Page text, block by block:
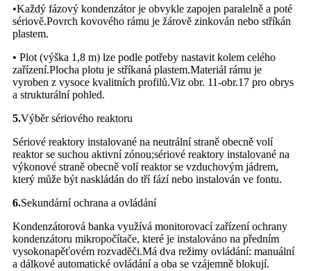
•Každý fázový kondenzátor je obvykle zapojen paralelně a poté
sériově.Povrch kovového rámu je žárově zinkován nebo stříkán
plastem.
• Plot (výška 1,8 m) lze podle potřeby nastavit kolem celého
zařízení.Plocha plotu je stříkaná plastem.Materiál rámu je
vyroben z vysoce kvalitních profilů.Viz obr. 11-obr.17 pro obrys
a strukturální pohled.
5.Výběr sériového reaktoru
Sériové reaktory instalované na neutrální straně obecně volí
reaktor se suchou aktivní zónou;sériové reaktory instalované na
výkonové straně obecně volí reaktor se vzduchovým jádrem,
který může být naskládán do tří fází nebo instalován ve fontu.
6.Sekundární ochrana a ovládání
Kondenzátorová banka využívá monitorovací zařízení ochrany
kondenzátoru mikropočítače, které je instalováno na předním
vysokonapěťovém rozvaděči.Má dva režimy ovládání: manuální
a dálkové automatické ovládání a oba se vzájemně blokují.